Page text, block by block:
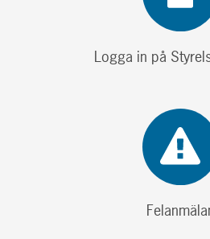
Logga in på